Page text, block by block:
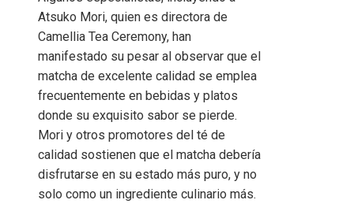
Atsuko Mori, quien es directora de
Camellia Tea Ceremony, han
manifestado su pesar al observar que el
matcha de excelente calidad se emplea
frecuentemente en bebidas y platos
donde su exquisito sabor se pierde.
Mori y otros promotores del té de
calidad sostienen que el matcha debería
disfrutarse en su estado más puro, y no
solo como un ingrediente culinario más.